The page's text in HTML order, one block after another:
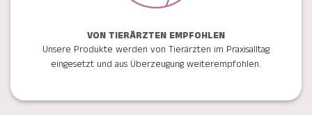
VON TIERÄRZTEN EMPFOHLEN
Unsere Produkte werden von Tierärzten im Praxisalltag
eingesetzt und aus Überzeugung weiterempfohlen.